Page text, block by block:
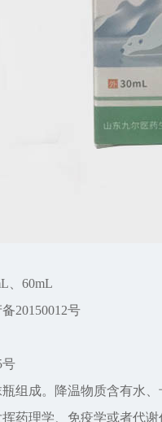
、60mL
20150012号
号
组成。降温物质含有水、
药理学、免疫学或者代谢